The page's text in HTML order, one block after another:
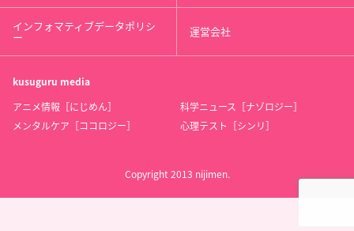
インフォマティブデータポリシ
ー 運営会社
kusuguru media
アニメ情報［にじめん］
科学ニュース［ナゾロジー］
メンタルケア［ココロジー］
心理テスト［シンリ］
Copyright 2013 nijimen.